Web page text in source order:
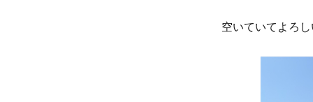
空いていてよろ